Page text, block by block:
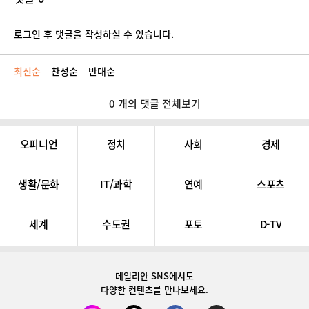
로그인 후 댓글을 작성하실 수 있습니다.
최신순 찬성순 반대순
0 개의 댓글 전체보기
오피니언 정치 사회 경제
생활/문화 IT/과학 연예 스포츠
세계 수도권 포토 D-TV
데일리안 SNS에서도
다양한 컨텐츠를 만나보세요.